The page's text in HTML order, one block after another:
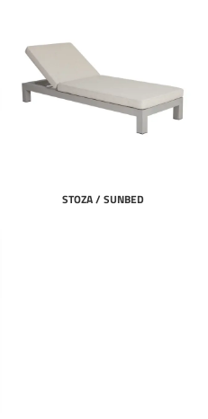
STOZA / SUNBED